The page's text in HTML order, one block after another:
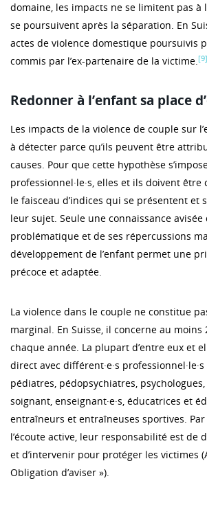
domaine, les impacts ne se limitent pas à
se poursuivent après la séparation. En
actes de violence domestique poursuivis
commis par l’ex-partenaire de la victime.[9]
Redonner à l’enfant sa place
Les impacts de la violence de couple sur
à détecter parce qu’ils peuvent être
causes. Pour que cette hypothèse
professionnel·le·s, elles et ils doivent
le faisceau d’indices qui se présentent et
leur sujet. Seule une connaissance avisée
problématique et de ses répercussions
développement de l’enfant permet une
précoce et adaptée.
La violence dans le couple ne constitue
marginal. En Suisse, il concerne au moins
chaque année. La plupart d’entre eux et
direct avec différent·e·s professionnel·le·s
pédiatres, pédopsychiatres,
soignant, enseignant·e·s, éducatrices et
entraîneurs et entraîneuses sportives. Par
l’écoute active, leur responsabilité est de
et d’intervenir pour protéger les victimes
Obligation d’aviser »).